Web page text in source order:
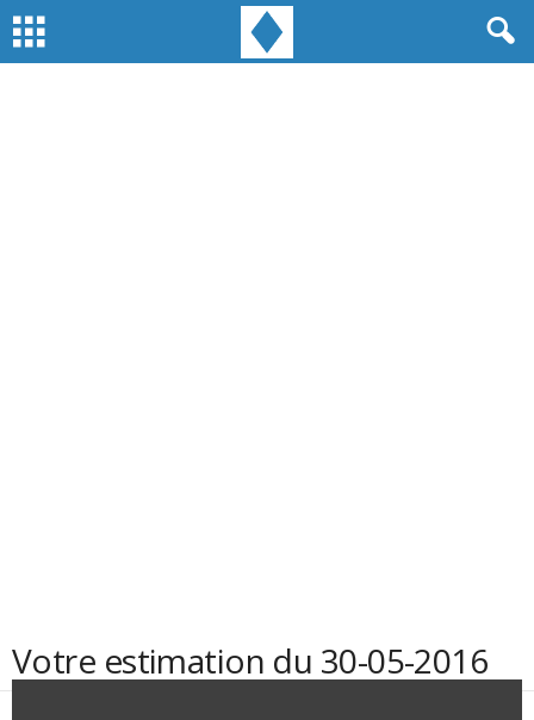
Votre estimation du 30-05-2016